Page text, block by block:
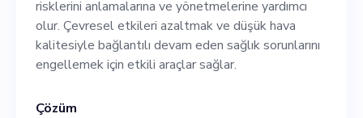
risklerini anlamalarına ve yönetmelerine yardımcı
olur. Çevresel etkileri azaltmak ve düşük hava
kalitesiyle bağlantılı devam eden sağlık sorunlarını
engellemek için etkili araçlar sağlar.
Çözüm